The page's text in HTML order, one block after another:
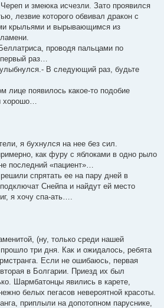
и змеюка исчезли. Зато проявился
лезвие которого обвивал дракон с
крыльями и вырывающимся из
проводя пальцами по
раз…
В следующий раз, будьте
лице появилось какое-то подобие
хорошо…
я бухнулся на нее без сил.
как фуру с яблоками в одно рыло
последний «пациент»…
спрятать ее на пару дней в
Снейпа и найдут ей место
я хочу спа-ать….
(ну, только среди нашей
три дня. Как и ожидалось, ребята
Если не ошибаюсь, первая
в Болгарии. Приезд их был
Шармбатонцы явились в карете,
белых пегасов невероятной красоты.
приплыли на допотопном паруснике,